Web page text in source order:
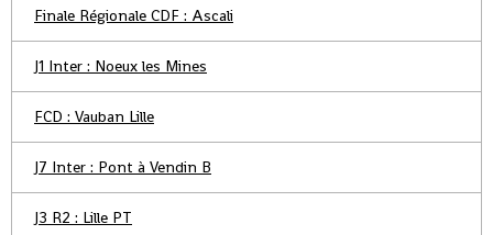
Finale Régionale CDF : Ascali
J1 Inter : Noeux les Mines
FCD : Vauban Lille
J7 Inter : Pont à Vendin B
J3 R2 : Lille PT